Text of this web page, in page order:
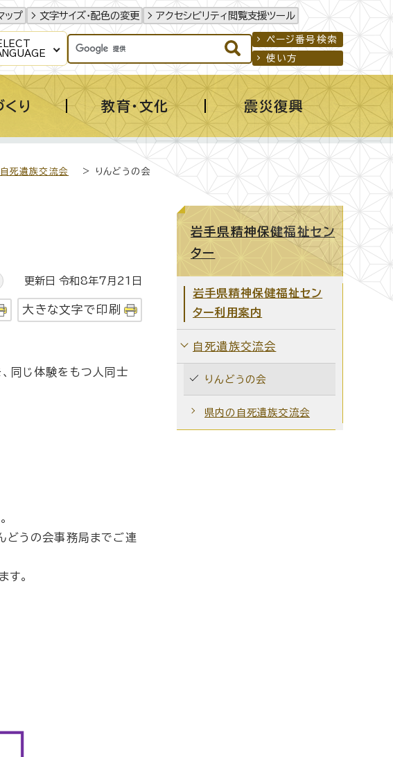
ップ 文字サイズ・配色の変更 アクセシビリティ閲覧支援ツール
ページ番号検索
使い方
り 教育・文化 震災復興
自死遺族交流会 > りんどうの会
更新日 令和8年7月21日
大きな文字で印刷
同じ体験をもつ人同士
どうの会事務局までご連
。
岩手県精神保健福祉セン
ター
岩手県精神保健福祉セン
ター利用案内
自死遺族交流会
りんどうの会
県内の自死遺族交流会